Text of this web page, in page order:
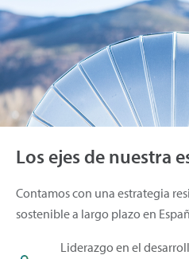
Los ejes de nuestra
Contamos con una estrategia
sostenible a largo plazo en
Liderazgo en el